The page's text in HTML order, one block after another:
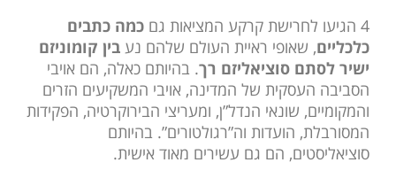
4 הגיעו לחרישת קרקע המציאות גם
כמה כתבים
כלכליים, שאופי ראיית העולם שלהם נע בין קומוניזם
ישיר לסתם סוציאליזם רך. בהיותם כאלה, הם אויבי
הסביבה העסקית של המדינה, אויבי המשקיעים הזרים
והמקומיים, שונאי הנדל”ן, ומעריצי הבירוקרטיה, הפקידות
המסורבלת, הועדות וה”רגולטורים”. בהיותם
סוציאליסטים, הם גם עשירים מאוד אישית.